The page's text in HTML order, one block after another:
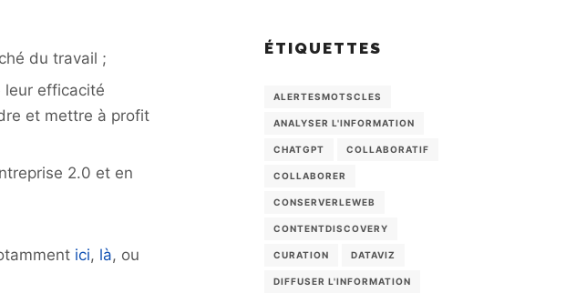
du travail ;
leur efficacité
et mettre à profit
2.0 et en
ici, là, ou
ÉTIQUETTES
ALERTESMOTSCLES
ANALYSER L'INFORMATION
CHATGPT COLLABORATIF
COLLABORER
CONSERVERLEWEB
CONTENTDISCOVERY
CURATION DATAVIZ
DIFFUSER L'INFORMATION